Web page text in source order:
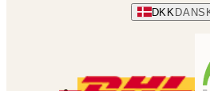
DKK